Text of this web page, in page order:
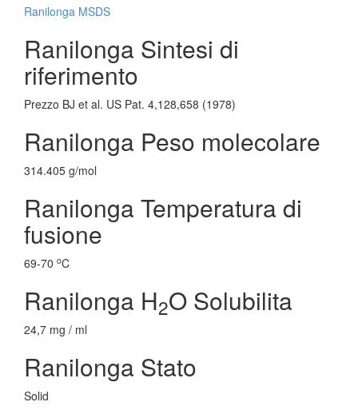
Ranilonga MSDS
Ranilonga Sintesi di
riferimento
Prezzo BJ et al. US Pat. 4,128,658 (1978)
Ranilonga Peso molecolare
314.405 g/mol
Ranilonga Temperatura di
fusione
69-70 oC
Ranilonga H2O Solubilita
24,7 mg / ml
Ranilonga Stato
Solid